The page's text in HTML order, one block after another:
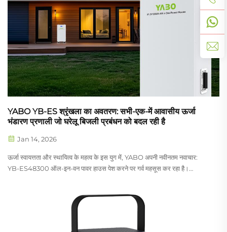
YABO YB-ES श्रृंखला का अवतरण: सभी-एक-में आवासीय ऊर्जा
भंडारण प्रणाली जो घरेलू बिजली प्रबंधन को बदल रही है
Jan 14, 2026
ऊर्जा स्वायत्तता और स्थायित्व के महत्व के इस युग में, YABO अपनी नवीनतम नवाचार:
YB-ES48300 ऑल-इन-वन पावर हाउस पेश करने पर गर्व महसूस कर रहा है।